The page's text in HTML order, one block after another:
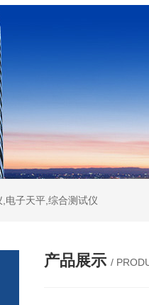
电子天平,综合测试仪
产品展示 /